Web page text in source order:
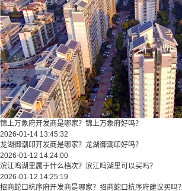
锦上万象府开发商是哪家？锦上万象府好吗？
2026-01-14 13:45:32
龙湖御潮印开发商是哪家？龙湖御潮印好吗？
2026-01-12 14:24:00
滨江鸣湖里属于什么档次？滨江鸣湖里可以买吗？
2026-01-12 14:25:19
招商蛇口杭序府开发商是哪家？招商蛇口杭序府建议买吗？